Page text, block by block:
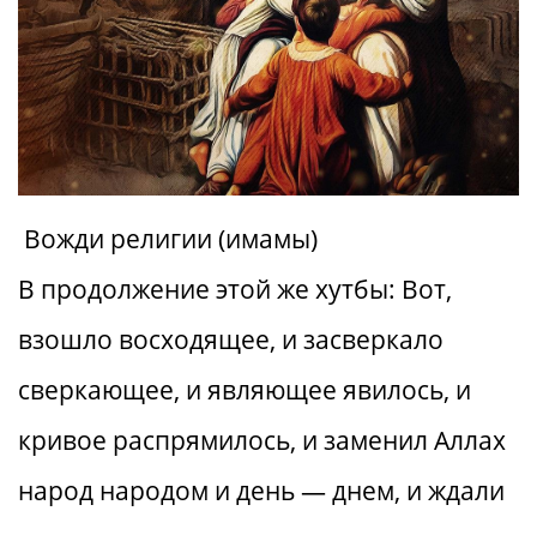
Вожди религии (имамы)
В продолжение этой же хутбы: Вот,
взошло восходящее, и засверкало
сверкающее, и являющее явилось, и
кривое распрямилось, и заменил Аллах
народ народом и день — днем, и ждали